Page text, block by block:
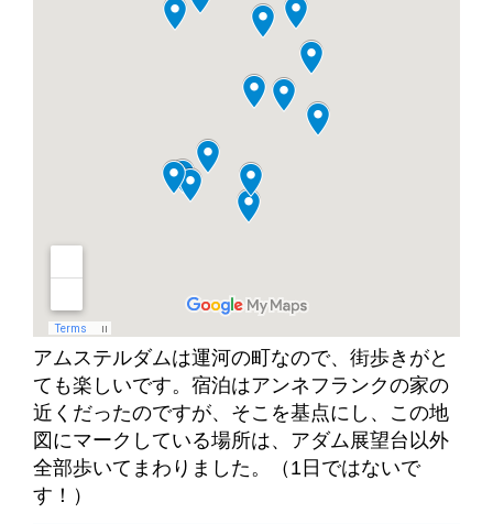
アムステルダムは運河の町なので、街歩きがと
ても楽しいです。宿泊はアンネフランクの家の
近くだったのですが、そこを基点にし、この地
図にマークしている場所は、アダム展望台以外
全部歩いてまわりました。（1日ではないで
す！）